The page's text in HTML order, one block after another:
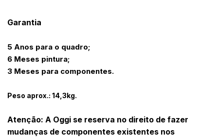
Garantia
5 Anos para o quadro;
6 Meses pintura;
3 Meses para componentes.
Peso aprox.: 14,3kg.
Atenção: A Oggi se reserva no direito de fazer
mudanças de componentes existentes nos